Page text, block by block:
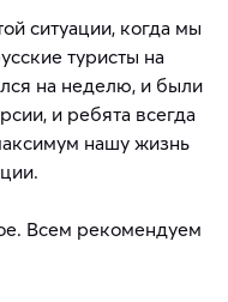
ситуации, когда мы
туристы на
на неделю, и были
и ребята всегда
нашу жизнь
Всем рекомендуем